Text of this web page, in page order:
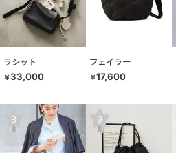
ラシット
￥33,000
フェイラー
￥17,600